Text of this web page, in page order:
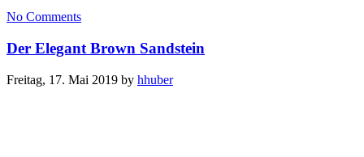
No Comments
Der Elegant Brown Sandstein
Freitag, 17. Mai 2019 by hhuber